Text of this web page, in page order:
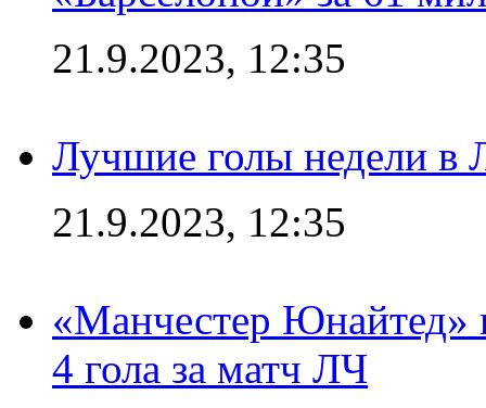
21.9.2023, 12:35
Лучшие голы недели в
21.9.2023, 12:35
«Манчестер Юнайтед»
4 гола за матч ЛЧ